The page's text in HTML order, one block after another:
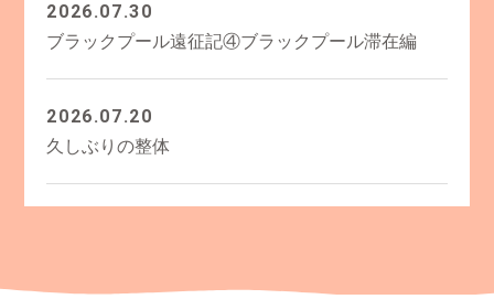
2026.07.30
ブラックプール遠征記④ブラックプール滞在編
2026.07.20
久しぶりの整体